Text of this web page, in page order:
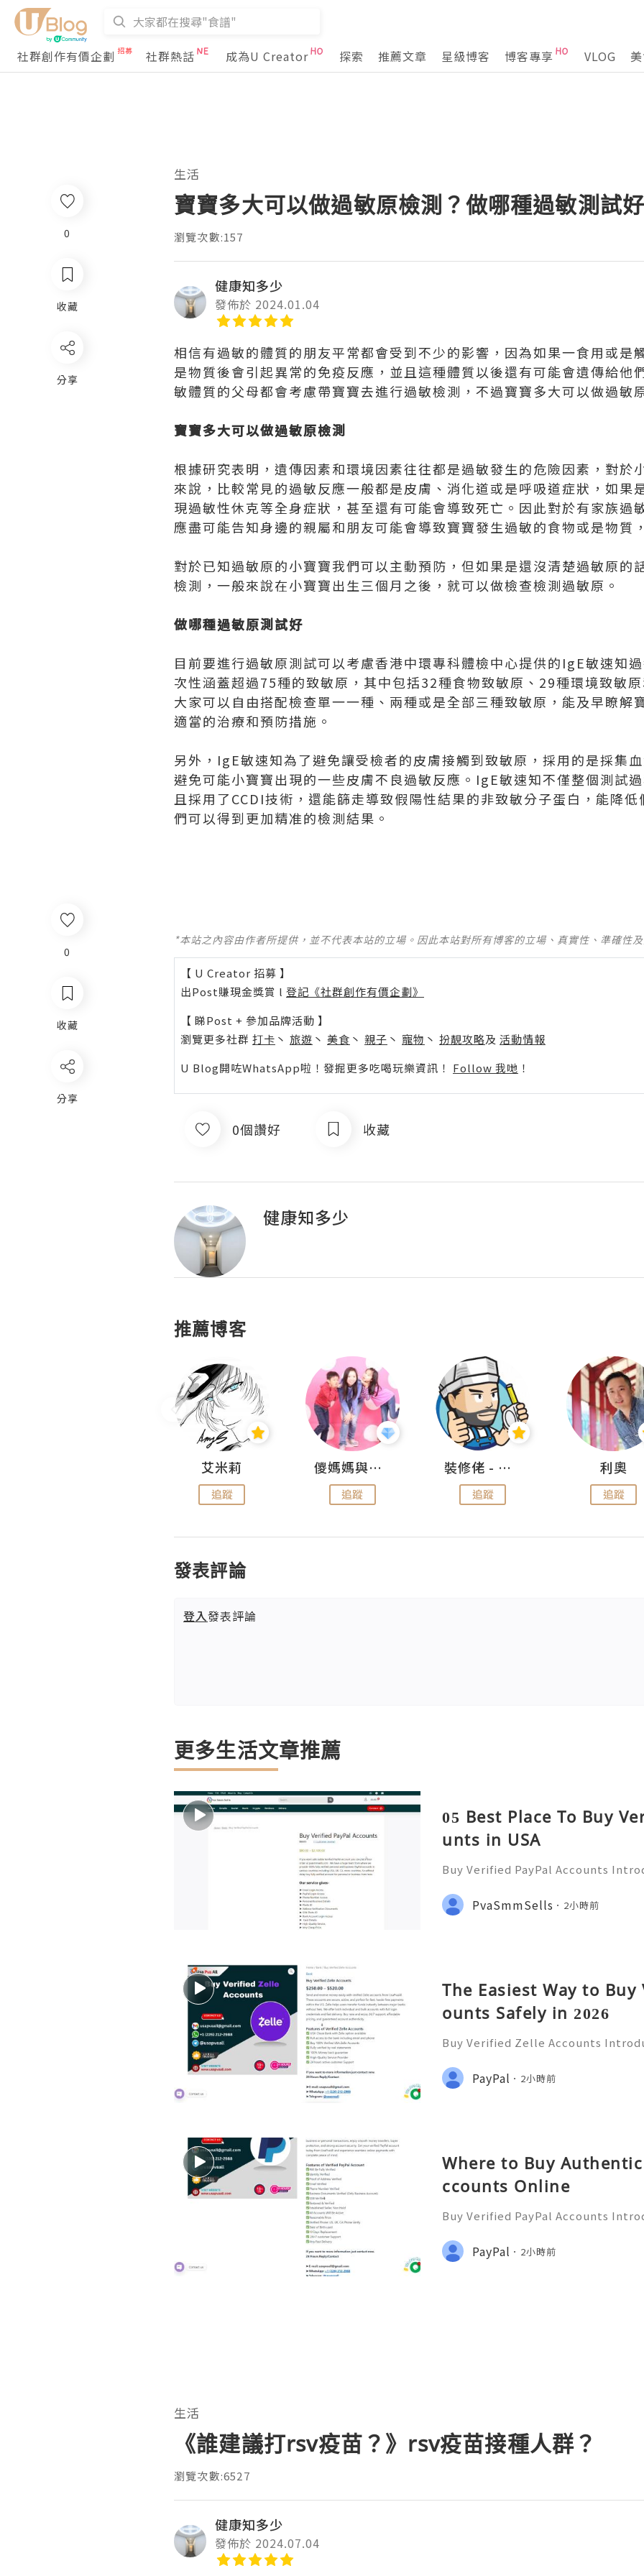
社群創作有價企劃 社群熱話 成為U Creator 探索 推薦文章 星級博客 博客專享 VLOG
0
收藏
分享
生活
寶寶多大可以做過敏原檢測？做哪種過敏測試
瀏覽次數:157
健康知多少
發佈於 2024.01.04
相信有過敏的體質的朋友平常都會受到不少的影響，因為如果一食用或是
是物質後會引起異常的免疫反應，並且這種體質以後還有可能會遺傳給他
敏體質的父母都會考慮帶寶寶去進行過敏檢測，不過寶寶多大可以做過敏
寶寶多大可以做過敏原檢測
根據研究表明，遺傳因素和環境因素往往都是過敏發生的危險因素，對於
來說，比較常見的過敏反應一般都是皮膚、消化道或是呼吸道症狀，如果
現過敏性休克等全身症狀，甚至還有可能會導致死亡。因此對於有家族過
應盡可能告知身邊的親屬和朋友可能會導致寶寶發生過敏的食物或是物質
對於已知過敏原的小寶寶我們可以主動預防，但如果是還沒清楚過敏原的
檢測，一般來說在小寶寶出生三個月之後，就可以做檢查檢測過敏原。
做哪種過敏原測試好
目前要進行過敏原測試可以考慮香港中環專科體檢中心提供的IgE敏速知
次性涵蓋超過75種的致敏原，其中包括32種食物致敏原、29種環境致敏
大家可以自由搭配檢查單一一種、兩種或是全部三種致敏原，能及早瞭解
適當的治療和預防措施。
另外，IgE敏速知為了避免讓受檢者的皮膚接觸到致敏原，採用的是採集
避免可能小寶寶出現的一些皮膚不良過敏反應。IgE敏速知不僅整個測試
且採用了CCDI技術，還能篩走導致假陽性結果的非致敏分子蛋白，能降
們可以得到更加精准的檢測結果。
*本站之內容由作者所提供，並不代表本站的立場。因此本站對所有博客的立場、真實性、準確性
【 U Creator 招募 】
出Post賺現金獎賞 l 登記《社群創作有價企劃》
【 睇Post + 參加品牌活動 】
瀏覽更多社群 打卡 丶 旅遊 丶 美食 丶 親子 丶 寵物 丶 扮靚攻略及 活動情報
U Blog開咗WhatsApp啦！發掘更多吃喝玩樂資訊！ Follow 我哋 ！
0個讚好 收藏
健康知多少
推薦博客
艾米莉
追蹤
儍媽媽與兩隻小魔怪之家
追蹤
裝修佬 - 香港一站式網上裝修平台
追蹤
利奧
追蹤
發表評論
登入發表評論
更多生活文章推薦
05 Best Place To Buy
unts in USA
Buy Verified PayPal Accounts
g convenience and security for
u're shopping, selling,
PvaSmmSells 2小時前
The Easiest Way to
ounts Safely in 2026
Buy Verified Zelle Accounts
ways to transfer money has
a popular payment ser
PayPal 2小時前
Where to Buy
ccounts Online
Buy Verified PayPal Accounts
n than ever. PayPal stands out as
ms for sending and recei
PayPal 2小時前
0
收藏
分享
生活
《誰建議打rsv疫苗？》rsv疫苗接種人群？
瀏覽次數:6527
健康知多少
發佈於 2024.07.04